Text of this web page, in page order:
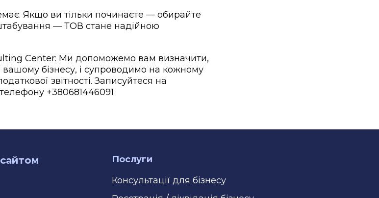
Якщо ви тільки починаєте — обирайте
— ТОВ стане надійною
Center: Ми допоможемо вам визначити,
бізнесу, і супроводимо на кожному
звітності. Записуйтеся на
+380681446091
сайтом
Послуги
Консультації для бізнесу